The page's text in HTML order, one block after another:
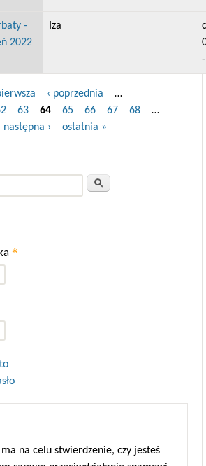
-
2022
Iza
‹ poprzednia
…
63 64 65 66 67 68
…
następna ›
ostatnia »
*
ma na celu stwierdzenie, czy jesteś